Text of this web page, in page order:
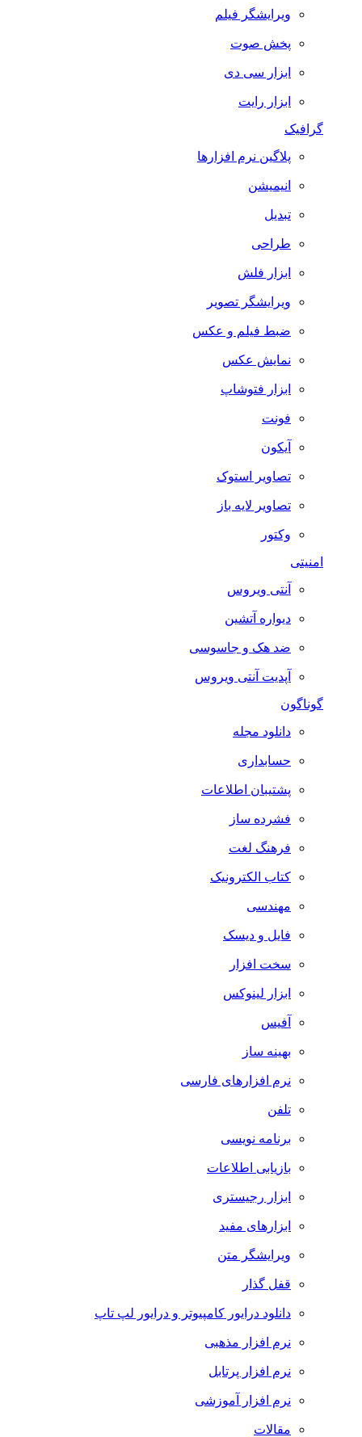
ویرایشگر فیلم
پخش صوت
ابزار سی دی
ابزار رایت
گرافیک
پلاگین نرم افزارها
انیمیشن
تبدیل
طراحی
ابزار فلش
ویرایشگر تصویر
ضبط فيلم و عكس
نمایش عکس
ابزار فتوشاپ
فونت
آیکون
تصاویر استوک
تصاویر لایه باز
وکتور
امنیتی
آنتی ویروس
دیواره آتشین
ضد هک و جاسوسی
آپدیت آنتی ویروس
گوناگون
دانلود مجله
حسابداری
پشتیبان اطلاعات
فشرده ساز
فرهنگ لغت
کتاب الکترونیک
مهندسی
فایل و دیسک
سخت افزار
ابزار لینوکس
آفیس
بهینه ساز
نرم افزارهای فارسی
تلفن
برنامه نویسی
بازیابی اطلاعات
ابزار رجیستری
ابزارهای مفید
ویرایشگر متن
قفل گذار
دانلود درایور کامپیوتر و درایور لپ تاپ
نرم افزار مذهبی
نرم افزار پرتابل
نرم افزار آموزشی
مقالات